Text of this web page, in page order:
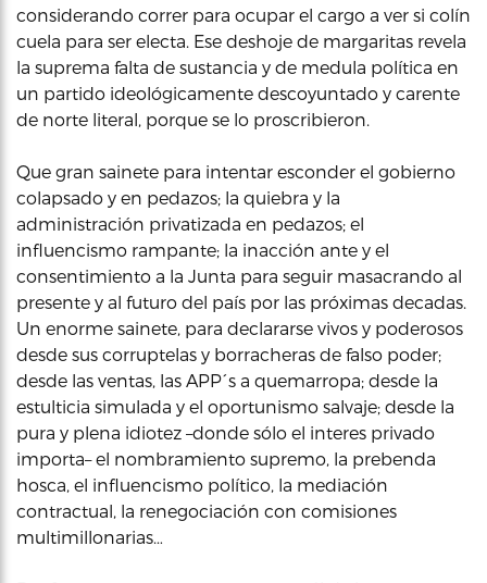
considerando correr para ocupar el cargo a ver si colín
cuela para ser electa. Ese deshoje de margaritas revela
la suprema falta de sustancia y de medula política en
un partido ideológicamente descoyuntado y carente
de norte literal, porque se lo proscribieron.
Que gran sainete para intentar esconder el gobierno
colapsado y en pedazos; la quiebra y la
administración privatizada en pedazos; el
influencismo rampante; la inacción ante y el
consentimiento a la Junta para seguir masacrando al
presente y al futuro del país por las próximas decadas.
Un enorme sainete, para declararse vivos y poderosos
desde sus corruptelas y borracheras de falso poder;
desde las ventas, las APP´s a quemarropa; desde la
estulticia simulada y el oportunismo salvaje; desde la
pura y plena idiotez –donde sólo el interes privado
importa– el nombramiento supremo, la prebenda
hosca, el influencismo político, la mediación
contractual, la renegociación con comisiones
multimillonarias…